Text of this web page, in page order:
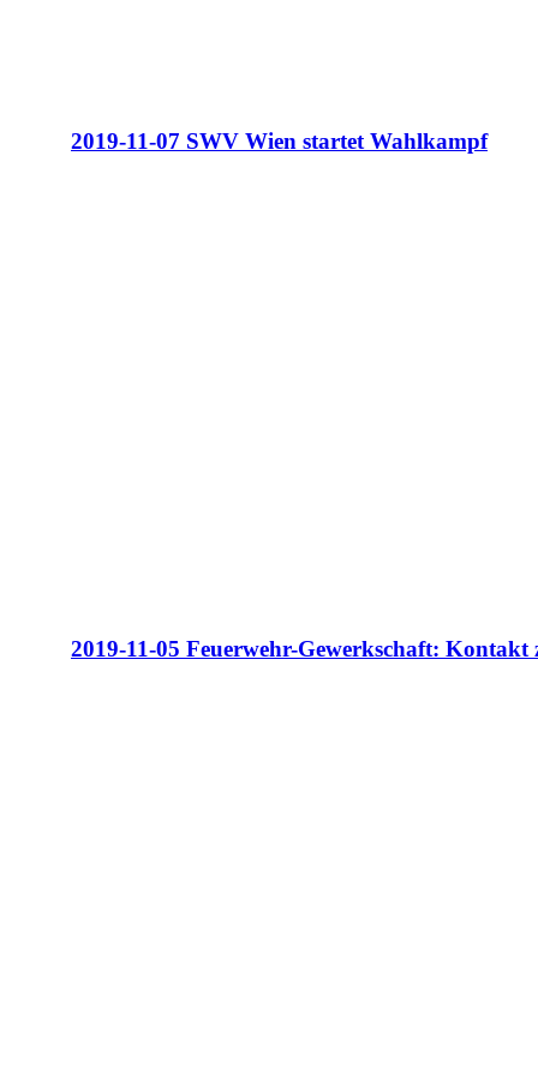
2019-11-07 SWV Wien startet Wahlkampf
2019-11-05 Feuerwehr-Gewerkschaft: Kontakt